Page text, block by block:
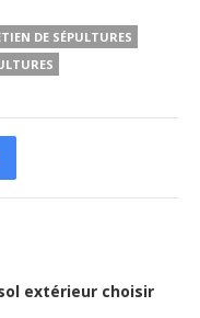
DE SÉPULTURES
extérieur choisir